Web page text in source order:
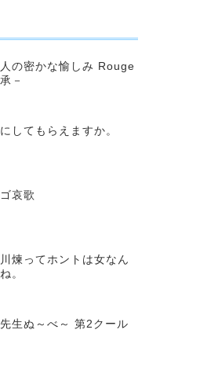
の密かな愉しみ Rouge
－
してもらえますか。
哀歌
煉ってホントは女なん
。
生ぬ～べ～ 第2クール